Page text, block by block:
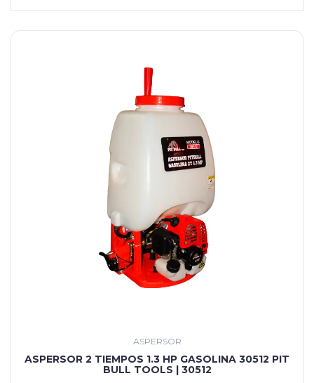
ASPERSOR
ASPERSOR 2 TIEMPOS 1.3 HP GASOLINA 30512 PIT
BULL TOOLS | 30512